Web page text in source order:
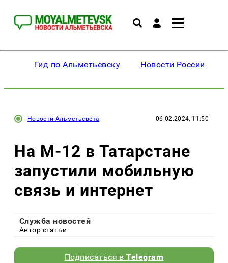
Гид по Альметьевску Новости России
Новости Альметьевска 06.02.2024, 11:50
На М-12 в Татарстане
запустили мобильную
связь и интернет
Служба новостей
Автор статьи
Подписаться вTelegram